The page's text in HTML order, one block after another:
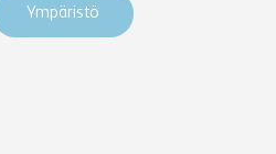
Ympäristö